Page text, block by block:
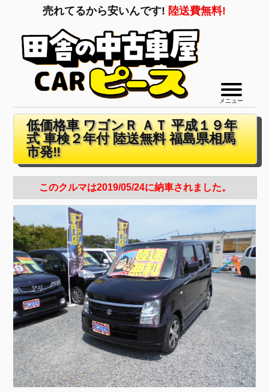
売れてるから安いんです! 陸送費無料!
メニュー
低価格車 ワゴンＲ ＡＴ 平成１９年
式 車検２年付 陸送無料 福島県相馬
市発‼
このクルマは2019/05/24に納車されました。